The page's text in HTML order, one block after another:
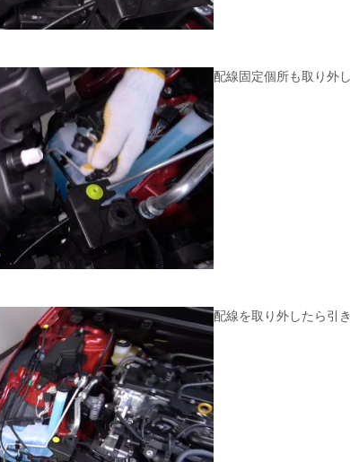
配線固定個所も取り外し
配線を取り外したら引